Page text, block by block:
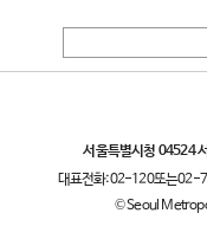
서울특별시청 04524
대표전화:02-120또는02-
© Seoul